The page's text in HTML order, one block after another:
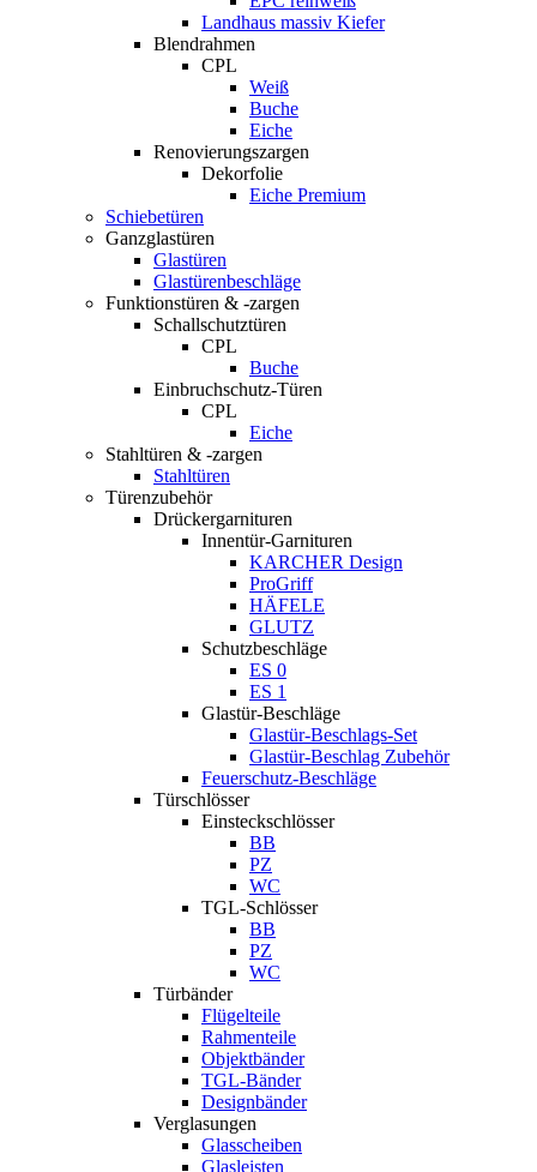
Landhaus massiv Kiefer
Blendrahmen
CPL
Weiß
Buche
Eiche
Renovierungszargen
Dekorfolie
Eiche Premium
Schiebetüren
Ganzglastüren
Glastüren
Glastürenbeschläge
Funktionstüren & -zargen
Schallschutztüren
CPL
Buche
Einbruchschutz-Türen
CPL
Eiche
Stahltüren & -zargen
Stahltüren
Türenzubehör
Drückergarnituren
Innentür-Garnituren
KARCHER Design
ProGriff
HÄFELE
GLUTZ
Schutzbeschläge
ES 0
ES 1
Glastür-Beschläge
Glastür-Beschlags-Set
Glastür-Beschlag Zubehör
Feuerschutz-Beschläge
Türschlösser
Einsteckschlösser
BB
PZ
WC
TGL-Schlösser
BB
PZ
WC
Türbänder
Flügelteile
Rahmenteile
Objektbänder
TGL-Bänder
Designbänder
Verglasungen
Glasscheiben
Glasleisten